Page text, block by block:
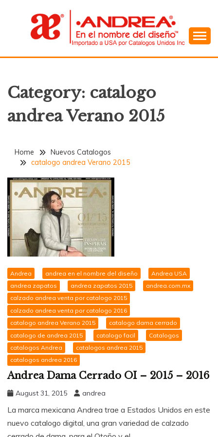
ANDREA
Category: catalogo
andrea Verano 2015
Home
Nuevos Catalogos
catalogo andrea Verano 2015
Andrea andrea en el nombre del diseño
Andrea USA
andrea zapatos
andrea zapatos 2015
andrea.com.mx
calzado andrea venta por catalogo 2015
calzado andrea venta por catalogo 2016
catalogo andrea Verano 2015
catalogo dama cerrado
catalogo de andrea 2015
catalogo facil
Catalogos
catalogos Andrea
catalogos andrea 2015
catalogos andrea 2016
Andrea Dama Cerrado OI – 2015 – 2016
August 31, 2015 andrea
La marca mexicana Andrea trae a Estados Unidos en este
nuevo catalogo digital, una gran variedad de calzado